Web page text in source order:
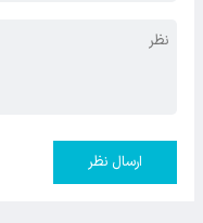
ارسال نظر